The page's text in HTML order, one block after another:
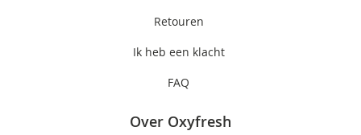
Retouren
Ik heb een klacht
FAQ
Over Oxyfresh